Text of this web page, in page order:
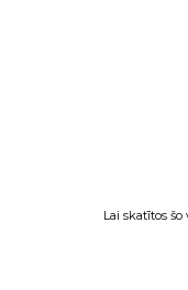
Lai skatītos